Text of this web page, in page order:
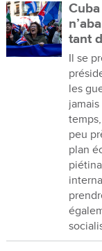
tant
Il se
les
peu
plan